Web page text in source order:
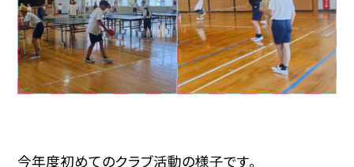
今年度初めてのクラブ活動の様子です。